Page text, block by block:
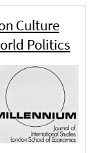
Culture
Politics